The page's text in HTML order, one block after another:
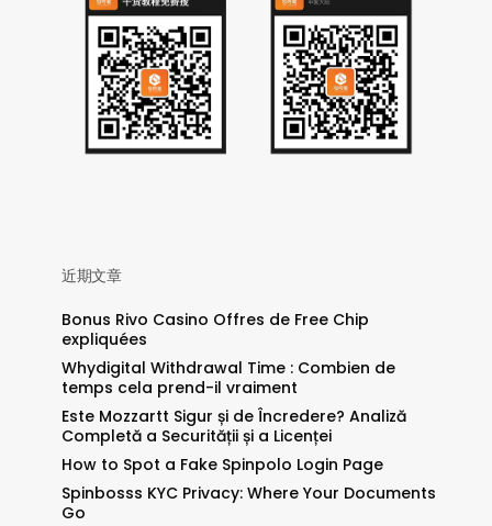
近期文章
Bonus Rivo Casino Offres de Free Chip
expliquées
Whydigital Withdrawal Time : Combien de
temps cela prend-il vraiment
Este Mozzartt Sigur și de Încredere? Analiză
Completă a Securității și a Licenței
How to Spot a Fake Spinpolo Login Page
Spinbosss KYC Privacy: Where Your Documents
Go